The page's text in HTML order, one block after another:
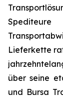
Lieferkette
über seine
und Bursa